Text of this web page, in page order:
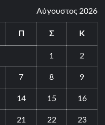
Αύγουστος 2026
Π Σ Κ
1 2
7 8 9
14 15 16
21 22 23